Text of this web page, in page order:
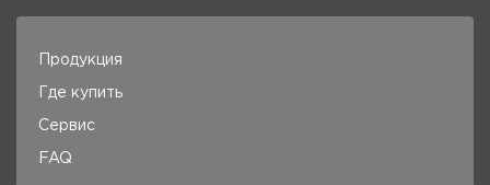
Продукция
Где купить
Сервис
FAQ